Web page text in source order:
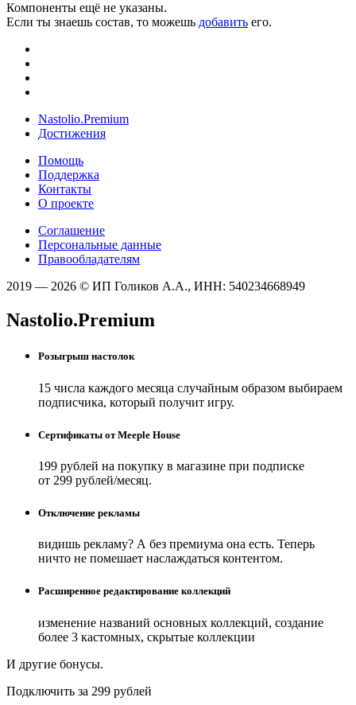
Компоненты ещё не указаны.
Если ты знаешь состав, то можешь добавить его.
Nastolio.Premium
Достижения
Помощь
Поддержка
Контакты
О проекте
Соглашение
Персональные данные
Правообладателям
2019 — 2026 © ИП Голиков А.А., ИНН: 540234668949
Nastolio.Premium
Розыгрыш настолок
15 числа каждого месяца случайным образом выбираем
подписчика, который получит игру.
Сертификаты от Meeple House
199 рублей на покупку в магазине при подписке
от 299 рублей/месяц.
Отключение рекламы
видишь рекламу? А без премиума она есть. Теперь
ничто не помешает наслаждаться контентом.
Расширенное редактирование коллекций
изменение названий основных коллекций, создание
более 3 кастомных, скрытые коллекции
И другие бонусы.
Подключить за 299 рублей